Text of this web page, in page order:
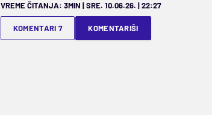
VREME ČITANJA: 3MIN | SRE. 10.06.26. | 22:27
KOMENTARI 7 KOMENTARIŠI